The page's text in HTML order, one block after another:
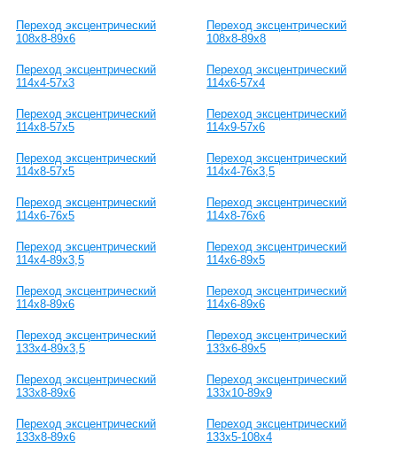
Переход эксцентрический
108х8-89х6
Переход эксцентрический
108х8-89х8
Переход эксцентрический
114х4-57х3
Переход эксцентрический
114х6-57х4
Переход эксцентрический
114х8-57х5
Переход эксцентрический
114х9-57х6
Переход эксцентрический
114х8-57х5
Переход эксцентрический
114х4-76х3,5
Переход эксцентрический
114х6-76х5
Переход эксцентрический
114х8-76х6
Переход эксцентрический
114х4-89х3,5
Переход эксцентрический
114х6-89х5
Переход эксцентрический
114х8-89х6
Переход эксцентрический
114х6-89х6
Переход эксцентрический
133х4-89х3,5
Переход эксцентрический
133х6-89х5
Переход эксцентрический
133х8-89х6
Переход эксцентрический
133х10-89х9
Переход эксцентрический
133х8-89х6
Переход эксцентрический
133х5-108х4